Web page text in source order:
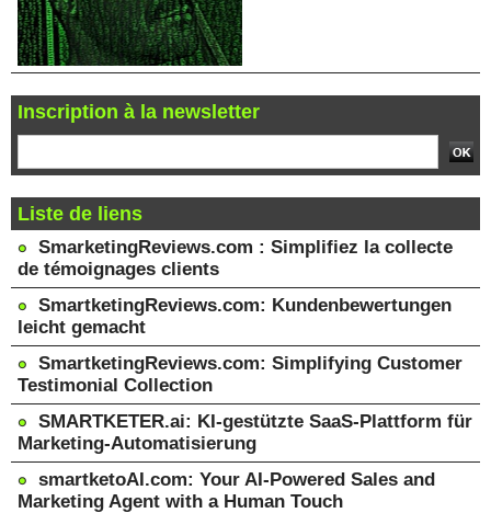
Inscription à la newsletter
Liste de liens
SmarketingReviews.com : Simplifiez la collecte
de témoignages clients
SmartketingReviews.com: Kundenbewertungen
leicht gemacht
SmartketingReviews.com: Simplifying Customer
Testimonial Collection
SMARTKETER.ai: KI-gestützte SaaS-Plattform für
Marketing-Automatisierung
smartketoAI.com: Your AI-Powered Sales and
Marketing Agent with a Human Touch